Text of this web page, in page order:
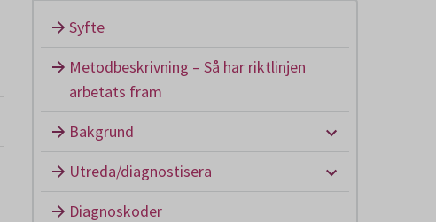
Syfte
Metodbeskrivning – Så har riktlinjen
arbetats fram
Bakgrund
Utreda/diagnostisera
Diagnoskoder